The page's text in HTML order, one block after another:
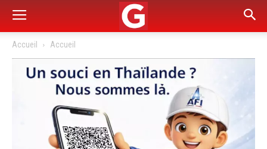
Accueil Accueil